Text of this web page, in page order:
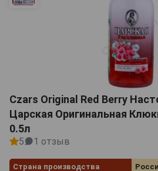
Czars Original Red Berry
Царская Оригинальная
0.5л
5 1 отзыв
Страна производства